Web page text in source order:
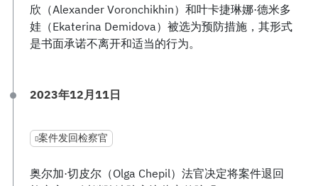
欣（Alexander Voronchikhin）和叶卡捷琳娜·德米多
娃（Ekaterina Demidova）被选为预防措施，其形式
是书面承诺不离开和适当的行为。
2023年12月11日
案件发回检察官
奥尔加·切皮尔（Olga Chepil）法官决定将案件退回